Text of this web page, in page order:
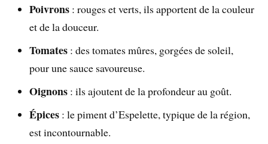
Poivrons : rouges et verts, ils apportent de la couleur
et de la douceur.
Tomates : des tomates mûres, gorgées de soleil,
pour une sauce savoureuse.
Oignons : ils ajoutent de la profondeur au goût.
Épices : le piment d’Espelette, typique de la région,
est incontournable.